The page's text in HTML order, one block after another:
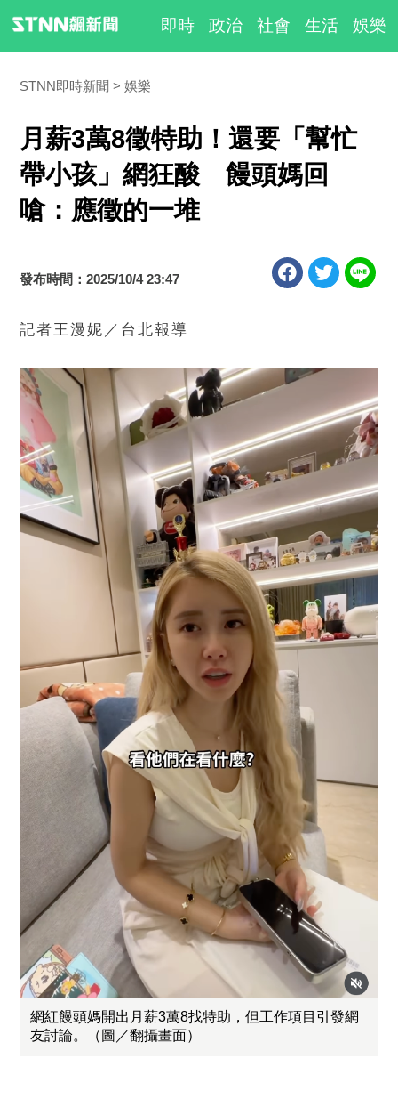
即時 政治 社會 生活 娛樂
STNN即時新聞 娛樂
月薪3萬8徵特助！還要「幫忙
帶小孩」網狂酸 饅頭媽回
嗆：應徵的一堆
發布時間：2025/10/4 23:47
記者王漫妮／台北報導
網紅饅頭媽開出月薪3萬8找特助，但工作項目引發網
友討論。（圖／翻攝畫面）